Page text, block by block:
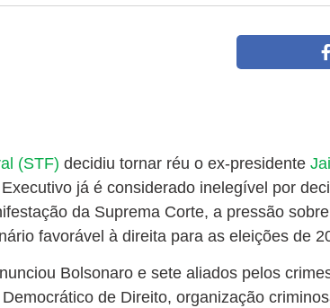
(STF) decidiu tornar réu o ex-presidente
já é considerado inelegível por
da Suprema Corte, a pressão
favorável à direita para as eleições de
Bolsonaro e sete aliados pelos
de Direito, organização